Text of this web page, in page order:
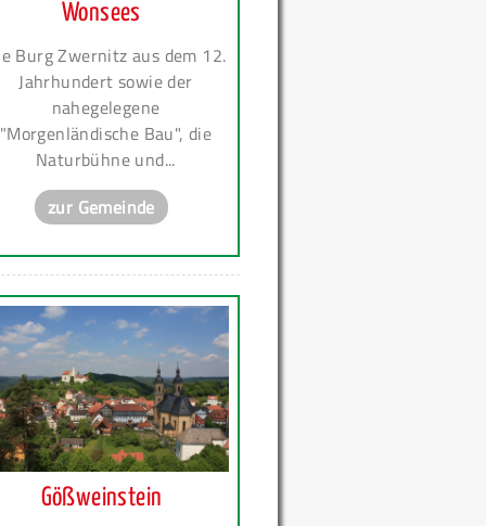
Wonsees
Burg Zwernitz aus dem 12.
Jahrhundert sowie der
nahegelegene
"Morgenländische Bau", die
Naturbühne und...
zur Gemeinde
Gößweinstein